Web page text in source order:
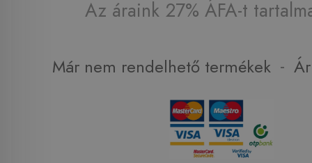
Az áraink 27% ÁFA-t
Már nem rendelhető termékek -